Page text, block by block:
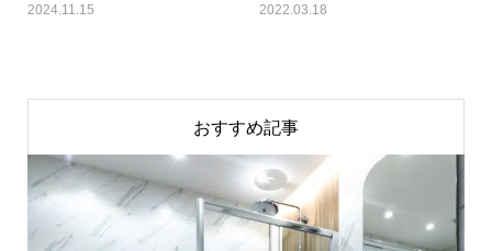
2024.11.15 2022.03.18
おすすめ記事